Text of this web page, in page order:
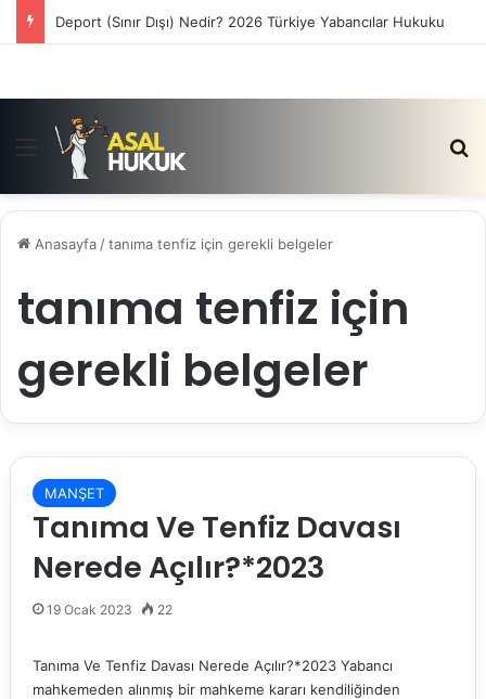
Deport (Sınır Dışı) Nedir? 2026 Türkiye Yabancılar Hukuku
Menü
Anasayfa /tanıma tenfiz için gerekli belgeler
tanıma tenfiz için
gerekli belgeler
MANŞET
Tanıma Ve Tenfiz Davası
Nerede Açılır?*2023
19 Ocak 2023 22
Tanıma Ve Tenfiz Davası Nerede Açılır?*2023 Yabancı
mahkemeden alınmış bir mahkeme kararı kendiliğinden